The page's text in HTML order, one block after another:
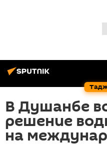
В Душанбе
решение
на